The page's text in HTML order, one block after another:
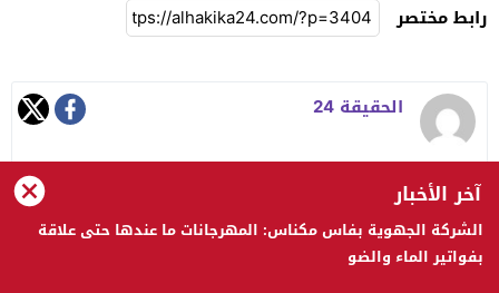
رابط مختصر
الحقيقة 24
الحقيقة 24 © 2023 جميع الحقوق محفوظة
آخر الأخبار
الشركة الجهوية بفاس مكناس: المهرجانات ما عندها حتى علاقة
بفواتير الماء والضو